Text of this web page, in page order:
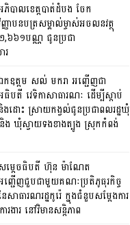
ភិបាលខេត្តបាត់ដំបង ចែក
ញាបនបត្រសម្គាល់ម្ចាស់អចលនវត្ថុ
,៦៦១បណ្ណ ជូនប្រជា
រ
កឧត្តម សល់ មករា អញ្ជើញជា
ធិបតី វេទិកាសាធារណៈ ដើម្បីស្តាប់
ងដោះ ស្រាយកង្វល់ជូនប្រជាពលរដ្ឋឃុំ
ង ឃុំស្វាយទងខាងត្បូង ស្រុកកំពង់
ម្តេចធិបតី ហ៊ុន ម៉ាណែត
ញ្ជើញជួបជាមួយគណៈប្រតិភូធុរកិច្ច
សាធារណរដ្ឋកូរ៉េ ក្នុងជំនួបសម្តែងការ
ងារ នៅវិមានសន្តិភាព